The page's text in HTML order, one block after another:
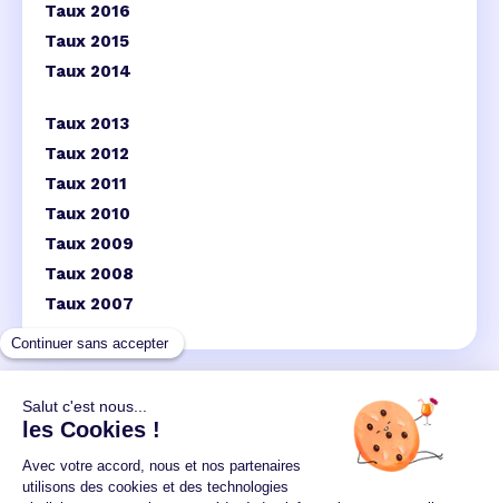
Taux 2016
Taux 2015
Taux 2014
Taux 2013
Taux 2012
Taux 2011
Taux 2010
Taux 2009
Taux 2008
Taux 2007
Un crédit vous engage et doit être remboursé.